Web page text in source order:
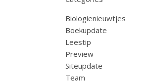
Biologienieuwtjes
Boekupdate
Leestip
Preview
Siteupdate
Team